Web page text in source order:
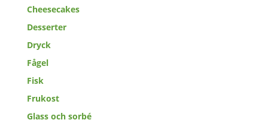
Cheesecakes
Desserter
Dryck
Fågel
Fisk
Frukost
Glass och sorbé